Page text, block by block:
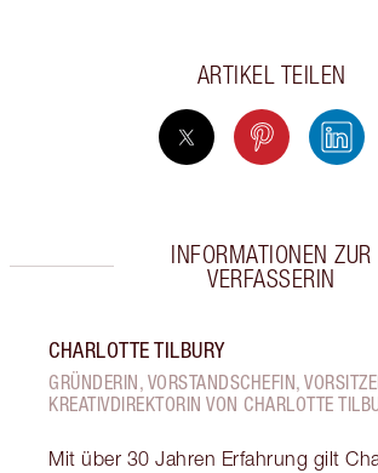
ARTIKEL TEILEN
INFORMATIONEN ZUR
VERFASSERIN
CHARLOTTE TILBURY
GRÜNDERIN, VORSTANDSCHEFIN,
KREATIVDIREKTORIN VON CHARLOTTE
Mit über 30 Jahren Erfahrung gilt